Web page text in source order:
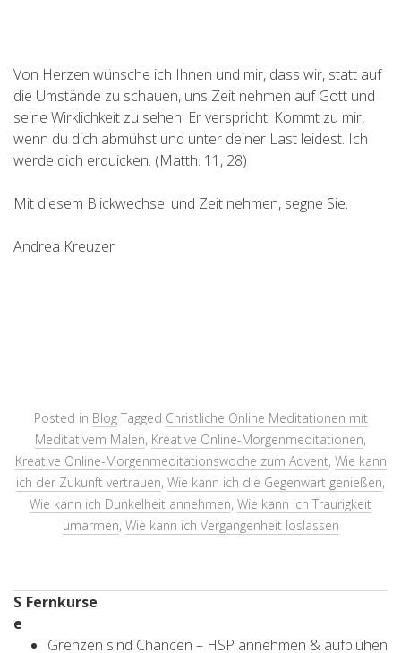
Von Herzen wünsche ich Ihnen und mir, dass wir, statt auf
die Umstände zu schauen, uns Zeit nehmen auf Gott und
seine Wirklichkeit zu sehen. Er verspricht: Kommt zu mir,
wenn du dich abmühst und unter deiner Last leidest. Ich
werde dich erquicken. (Matth. 11, 28)
Mit diesem Blickwechsel und Zeit nehmen, segne Sie.
Andrea Kreuzer
Posted in Blog Tagged Christliche Online Meditationen mit
Meditativem Malen, Kreative Online-Morgenmeditationen,
Kreative Online-Morgenmeditationswoche zum Advent, Wie kann
ich der Zukunft vertrauen, Wie kann ich die Gegenwart genießen,
Wie kann ich Dunkelheit annehmen, Wie kann ich Traurigkeit
umarmen, Wie kann ich Vergangenheit loslassen
Fernkurse
Grenzen sind Chancen – HSP annehmen & aufblühen
S
e